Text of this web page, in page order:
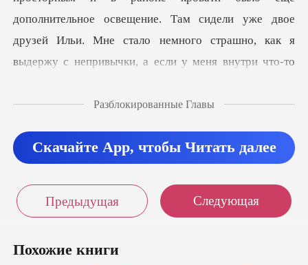
Выйти
Скачать приложение
ополнительное освещение. Там сидели уже двое
друзей Ильи. Мне стало немного страшн
Разблокированные Главы
Скачайте App, чтобы Читать далее
Предыдущая Следующая
Похожие книги